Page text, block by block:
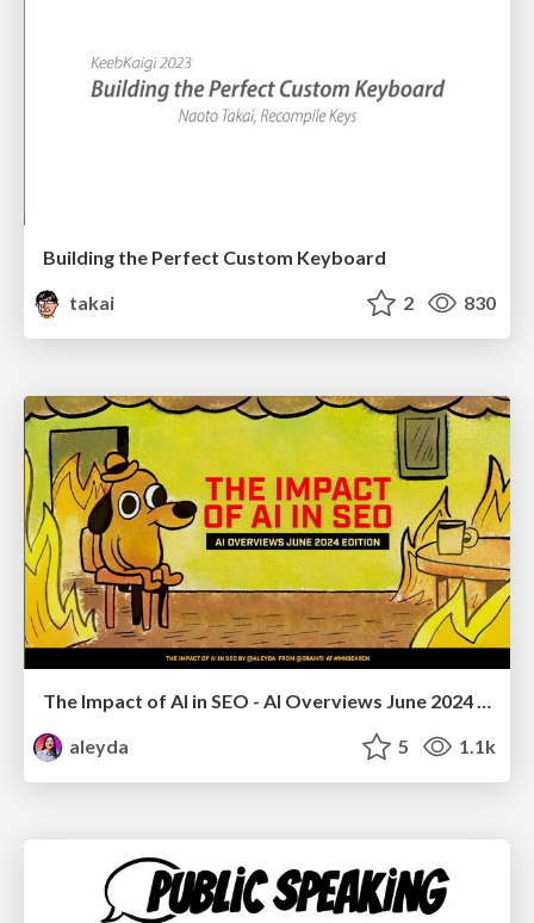
Building the Perfect Custom Keyboard
takai
2 830
The Impact of AI in SEO - AI Overviews June 2024 Edition
aleyda
5 1.1k